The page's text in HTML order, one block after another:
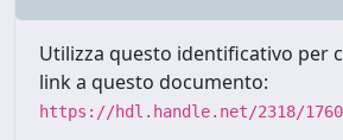
Utilizza questo identificativo per
link a questo documento:
https://hdl.handle.net/2318/